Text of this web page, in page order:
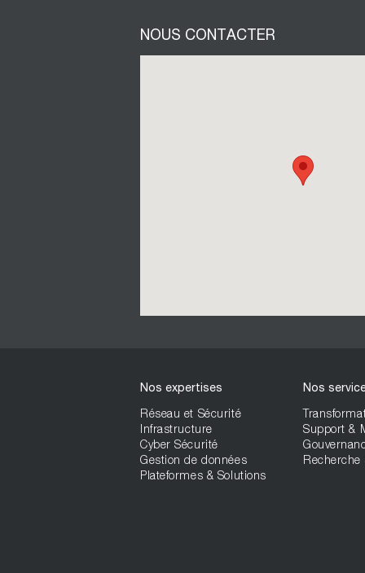
NOUS CONTACTER
Nos expertises
Réseau et Sécurité
Infrastructure
Cyber Sécurité
Gestion de données
Plateformes & Solutions
Nos
Support &
Recherche